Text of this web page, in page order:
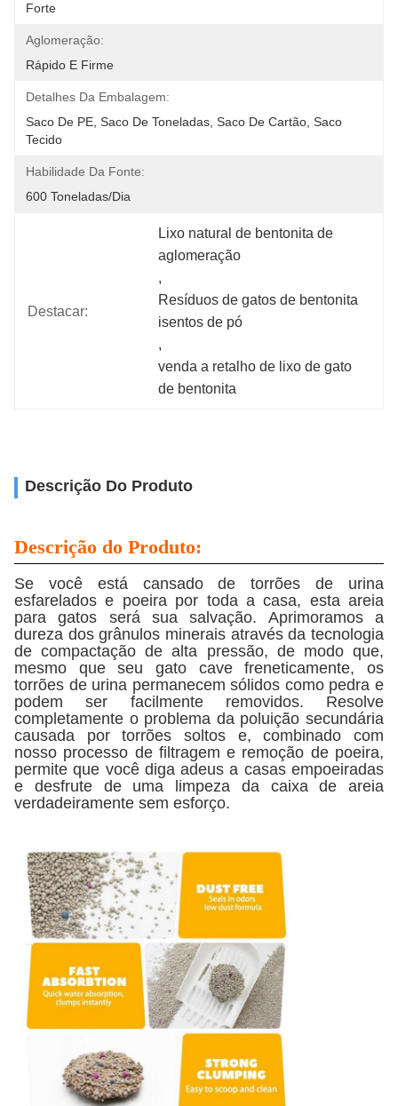
Forte
Aglomeração:
Rápido E Firme
Detalhes Da Embalagem:
Saco De PE, Saco De Toneladas, Saco De Cartão, Saco
Tecido
Habilidade Da Fonte:
600 Toneladas/dia
Destacar:
Lixo natural de bentonita de
aglomeração
,
Resíduos de gatos de bentonita
isentos de pó
,
venda a retalho de lixo de gato
de bentonita
Descrição Do Produto
Descrição do Produto:
Se você está cansado de torrões de urina
esfarelados e poeira por toda a casa, esta areia
para gatos será sua salvação. Aprimoramos a
dureza dos grânulos minerais através da tecnologia
de compactação de alta pressão, de modo que,
mesmo que seu gato cave freneticamente, os
torrões de urina permanecem sólidos como pedra e
podem ser facilmente removidos. Resolve
completamente o problema da poluição secundária
causada por torrões soltos e, combinado com
nosso processo de filtragem e remoção de poeira,
permite que você diga adeus a casas empoeiradas
e desfrute de uma limpeza da caixa de areia
verdadeiramente sem esforço.